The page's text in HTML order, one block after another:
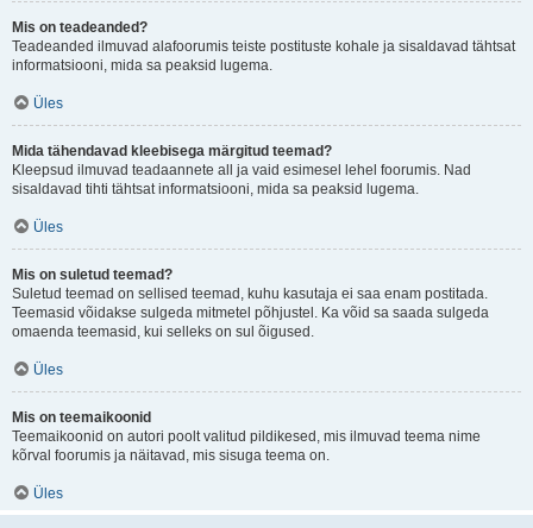
Mis on teadeanded?
Teadeanded ilmuvad alafoorumis teiste postituste kohale ja sisaldavad tähtsat
informatsiooni, mida sa peaksid lugema.
Üles
Mida tähendavad kleebisega märgitud teemad?
Kleepsud ilmuvad teadaannete all ja vaid esimesel lehel foorumis. Nad
sisaldavad tihti tähtsat informatsiooni, mida sa peaksid lugema.
Üles
Mis on suletud teemad?
Suletud teemad on sellised teemad, kuhu kasutaja ei saa enam postitada.
Teemasid võidakse sulgeda mitmetel põhjustel. Ka võid sa saada sulgeda
omaenda teemasid, kui selleks on sul õigused.
Üles
Mis on teemaikoonid
Teemaikoonid on autori poolt valitud pildikesed, mis ilmuvad teema nime
kõrval foorumis ja näitavad, mis sisuga teema on.
Üles